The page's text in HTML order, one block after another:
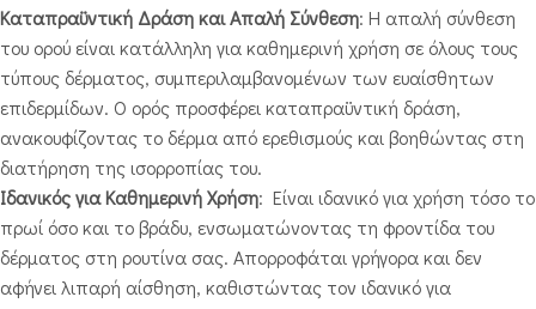
Καταπραϋντική Δράση και Απαλή Σύνθεση: Η απαλή σύνθεση
του ορού είναι κατάλληλη για καθημερινή χρήση σε όλους τους
τύπους δέρματος, συμπεριλαμβανομένων των ευαίσθητων
επιδερμίδων. Ο ορός προσφέρει καταπραϋντική δράση,
ανακουφίζοντας το δέρμα από ερεθισμούς και βοηθώντας στη
διατήρηση της ισορροπίας του.
Ιδανικός για Καθημερινή Χρήση: Είναι ιδανικό για χρήση τόσο το
πρωί όσο και το βράδυ, ενσωματώνοντας τη φροντίδα του
δέρματος στη ρουτίνα σας. Απορροφάται γρήγορα και δεν
αφήνει λιπαρή αίσθηση, καθιστώντας τον ιδανικό για